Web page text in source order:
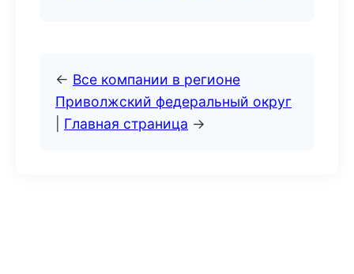
← Все компании в регионе
Приволжский федеральный округ
Главная страница →